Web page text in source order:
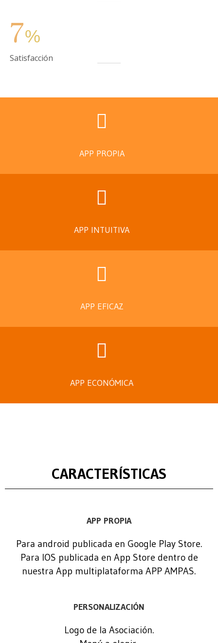
7%
Satisfacción
APP PROPIA
APP INTUITIVA
APP EFICAZ
APP ECONÓMICA
CARACTERÍSTICAS
APP PROPIA
Para android publicada en Google Play Store.
Para IOS publicada en App Store dentro de
nuestra App multiplataforma APP AMPAS.
PERSONALIZACIÓN
Logo de la Asociación.